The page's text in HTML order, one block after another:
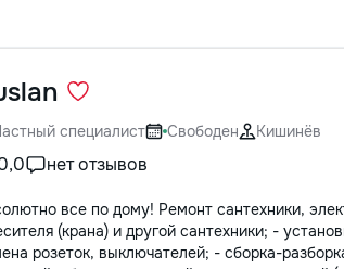
специалист Свободен Кишинёв
нет отзывов
все по дому! Pемонт сантехники,
(крана) и другой сантехники; -
розеток, выключателей; - сборка-